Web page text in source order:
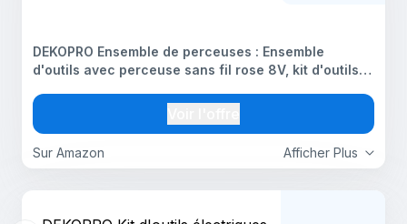
Afficher Plus
Sur Amazon
DEKOPRO Ensemble de perceuses : Ensemble
d'outils avec perceuse sans fil rose 8V, kit d'outils
DIY pour femmes, jardin, bureau, réparation de
maison